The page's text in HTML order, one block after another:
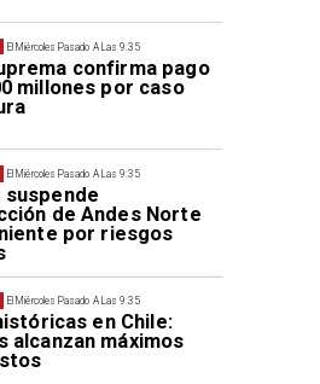
El Miércoles Pasado A Las 9:35
confirma pago
millones por caso
El Miércoles Pasado A Las 9:35
suspende
de Andes Norte
por riesgos
El Miércoles Pasado A Las 9:35
en Chile:
alcanzan máximos